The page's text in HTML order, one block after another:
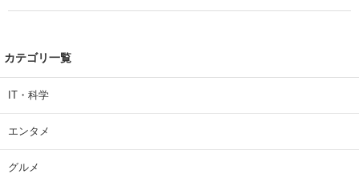
カテゴリ一覧
IT・科学
エンタメ
グルメ